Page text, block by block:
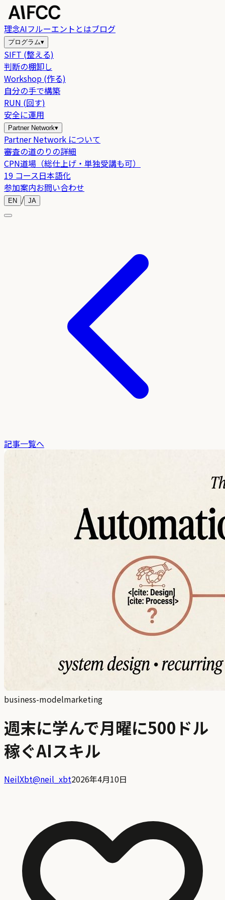
理念AIフルーエントとはブログ
プログラム▾
SIFT (整える)
判断の棚卸し
Workshop (作る)
自分の手で構築
RUN (回す)
安全に運用
Partner Network▾
Partner Network について
審査の道のりの詳細
CPN道場（総仕上げ・単独受講も可）
19 コース日本語化
参加案内お問い合わせ
EN / JA
記事一覧へ
business-modelmarketing
週末に学んで月曜に500ドル
稼ぐAIスキル
NeilXbt@neil_xbt2026年4月10日